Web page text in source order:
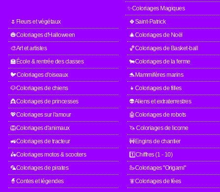
✨Coloriages Magiques
🌷Fleurs et végétaux
🍀Saint-Patrick
🎃Coloriages d'Halloween
🎄Coloriages de Noël
🎨Art et artistes
🏀Coloriages de Basket-ball
🏫École & rentrée des classes
🐄Coloriages de la ferme
🐦Coloriages d'oiseaux
🐬Mammifères marins
🐶Coloriages de chiens
👧Coloriages de filles
👸Coloriages de princesses
👽Aliens et extraterrestres
💖Coloriages sur l'amour
🤖Coloriages de robots
🦁Coloriages d'animaux
🦄 Coloriages de licorne
🚜Coloriages de tracteur
🚧Engins de chantier
🛵Coloriages motos & scooters
1️⃣Chiffres (1 - 10)
🦜Coloriages de pirates
🦢Coloriages "Origami"
🧙Contes et légendes
🧚Coloriages de fées